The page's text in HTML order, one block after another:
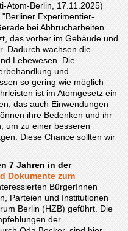
Atom-Berlin, 17.11.2025)
"Berliner Experimentier-
bei Abbrucharbeiten
das vorher im Gebäude und
Dadurch wachsen die
Lebewesen. Die
und
so gering wie möglich
ist im Atomgesetz ein
das auch Einwendungen
ihre Bedenken und ihr
um zu einer besseren
Diese Chance sollten wir
7 Jahren in der
Dokumente zum
BürgerInnen
Parteien und Institutionen
Berlin (HZB) geführt. Die
der